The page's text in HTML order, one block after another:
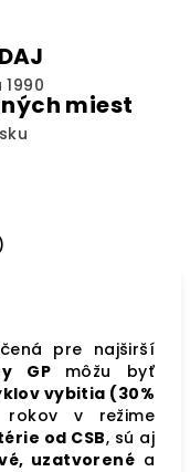
miest
pre najširší
GP môžu byť
vybitia (30%
v režime
od CSB, sú aj
uzatvorené a